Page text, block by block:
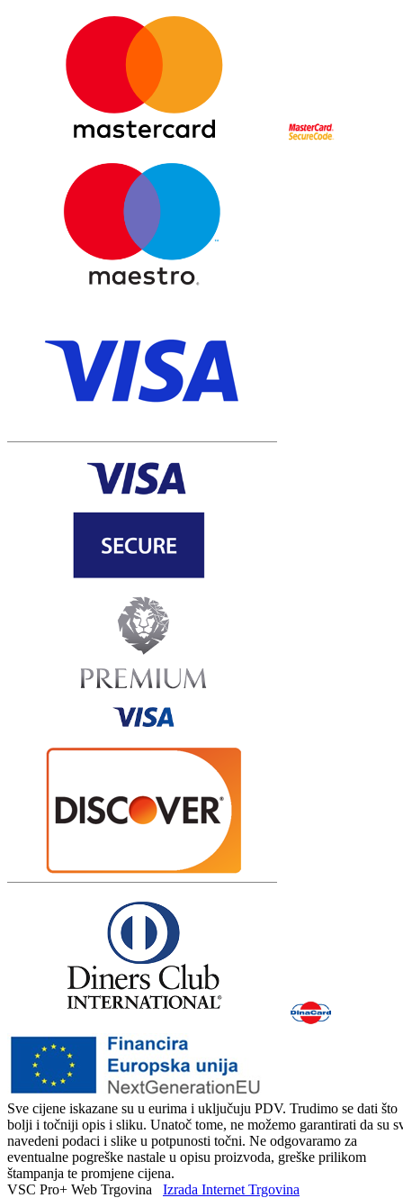
Sve cijene iskazane su u eurima i uključuju PDV. Trudimo se dati što
bolji i točniji opis i sliku. Unatoč tome, ne možemo garantirati da su
navedeni podaci i slike u potpunosti točni. Ne odgovaramo za
eventualne pogreške nastale u opisu proizvoda, greške prilikom
štampanja te promjene cijena.
VSC Pro+ Web Trgovina Izrada Internet Trgovina